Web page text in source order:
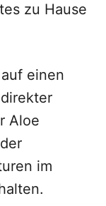
zu Hause
einen
Aloe
im